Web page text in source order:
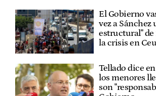
El Gobierno
vez a Sánchez
estructural"
la crisis en
Tellado dice
los menores
son